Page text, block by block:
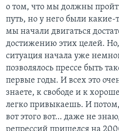
о том, что мы должны
путь, но у него были
мы начали двигаться
достижению этих целей.
ситуация начала уже
позволялось прессе быть
первые годы. И всех это
знаете, к свободе и к
легко привыкаешь. И
вот этого вот… даже не